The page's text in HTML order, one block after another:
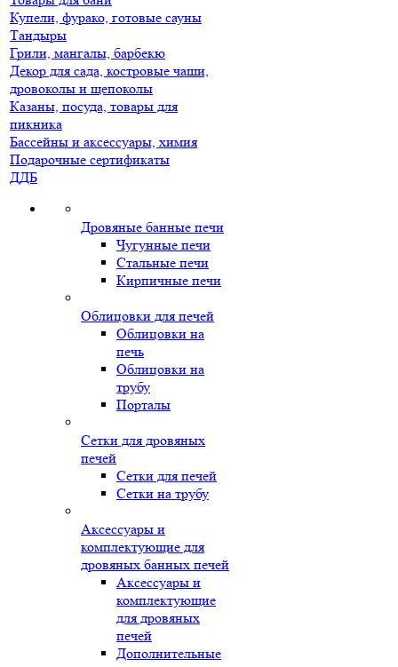
Купели, фурако, готовые сауны
Тандыры
Грили, мангалы, барбекю
Декор для сада, костровые чаши,
дровоколы и щепоколы
Казаны, посуда, товары для
пикника
Бассейны и аксессуары, химия
Подарочные сертификаты
ДДБ
Дровяные банные печи
Чугунные печи
Стальные печи
Кирпичные печи
Облицовки для печей
Облицовки на
печь
Облицовки на
трубу
Порталы
Сетки для дровяных
печей
Сетки для печей
Сетки на трубу
Аксессуары и
комплектующие для
дровяных банных печей
Аксессуары и
комплектующие
для дровяных
печей
Дополнительные